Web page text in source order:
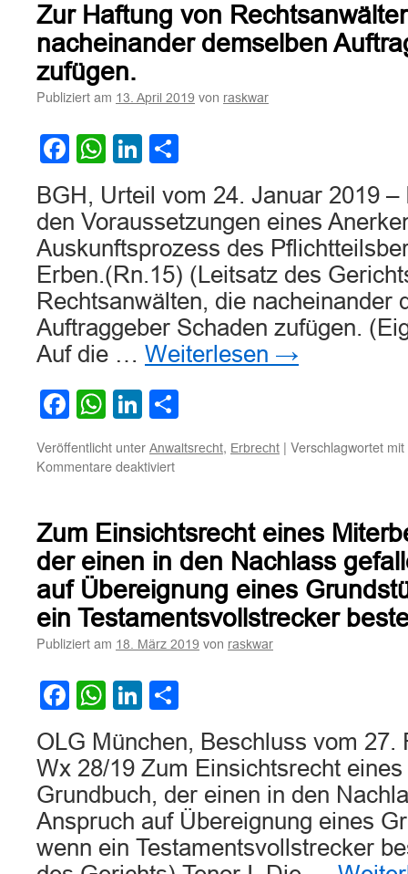
Zur Haftung von
nacheinander demselben
zufügen.
Publiziert am 13. April 2019 von raskwar
Facebook
WhatsApp
LinkedIn
BGH, Urteil vom 24. Januar 2019
den Voraussetzungen eines
Auskunftsprozess des
Erben.(Rn.15) (Leitsatz des
Rechtsanwälten, die nacheinander
Auftraggeber Schaden zufügen.
Auf die … Weiterlesen →
Facebook
WhatsApp
LinkedIn
Veröffentlicht unter Anwaltsrecht, Erbrecht | Verschlagwortet mit
Kommentare deaktiviertfür
von
Rechtsanwälten,
die
nacheinander
demselben
Auftraggeber
Schaden
zufügen.
Zum Einsichtsrecht eines
der einen in den Nachlass
auf Übereignung eines
ein Testamentsvollstrecker
Publiziert am 18. März 2019 von raskwar
Facebook
WhatsApp
LinkedIn
OLG München, Beschluss vom 27.
Wx 28/19 Zum Einsichtsrecht
Grundbuch, der einen in den
Anspruch auf Übereignung eines
wenn ein Testamentsvollstrecker